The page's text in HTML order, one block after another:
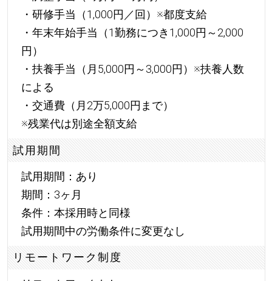
・研修手当（1,000円／回）※都度支給
・年末年始手当（1勤務につき1,000円～2,000
円）
・扶養手当（月5,000円～3,000円）※扶養人数
による
・交通費（月2万5,000円まで）
※残業代は別途全額支給
試用期間
試用期間：あり
期間：3ヶ月
条件：本採用時と同様
試用期間中の労働条件に変更なし
リモートワーク制度